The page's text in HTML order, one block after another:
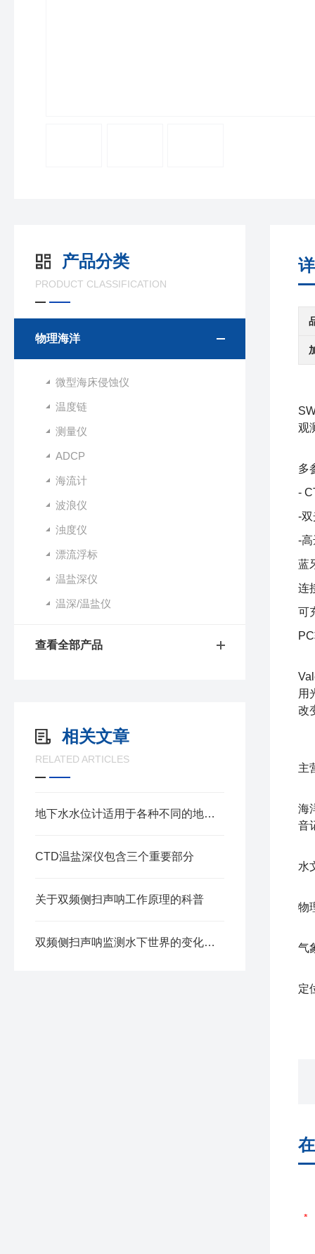
产品分类
PRODUCT CLASSIFICATION
物理海洋
微型海床侵蚀仪
温度链
测量仪
ADCP
海流计
波浪仪
浊度仪
漂流浮标
温盐深仪
温深/温盐仪
查看全部产品
相关文章
RELATED ARTICLES
地下水水位计适用于各种不同的地理和气候条件
CTD温盐深仪包含三个重要部分
关于双频侧扫声呐工作原理的科普
双频侧扫声呐监测水下世界的变化，作用巨大
观
多
-
-
-
蓝
连
可
用
改
主
海
音
水
物
气
定